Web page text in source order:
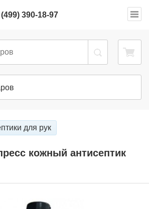
390-18-97
для рук
кожный антисептик